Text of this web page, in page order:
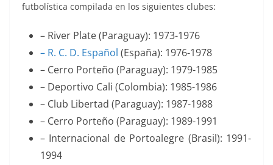
futbolística compilada en los siguientes clubes:
– River Plate (Paraguay): 1973-1976
– R. C. D. Español (España): 1976-1978
– Cerro Porteño (Paraguay): 1979-1985
– Deportivo Cali (Colombia): 1985-1986
– Club Libertad (Paraguay): 1987-1988
– Cerro Porteño (Paraguay): 1989-1991
– Internacional de Portoalegre (Brasil): 1991-
1994